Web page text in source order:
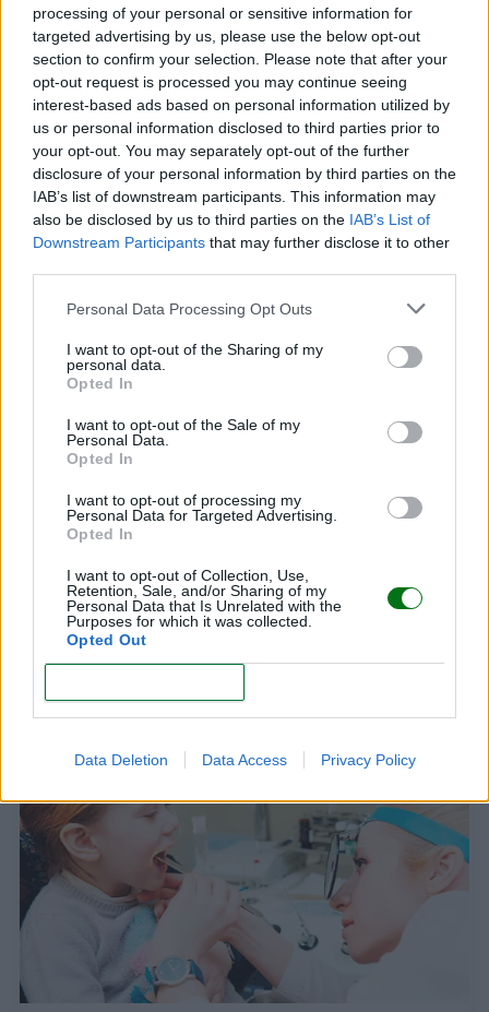
processing of your personal or sensitive information for
targeted advertising by us, please use the below opt-out
section to confirm your selection. Please note that after your
opt-out request is processed you may continue seeing
interest-based ads based on personal information utilized by
us or personal information disclosed to third parties prior to
your opt-out. You may separately opt-out of the further
disclosure of your personal information by third parties on the
IAB’s list of downstream participants. This information may
also be disclosed by us to third parties on the IAB’s List of
Downstream Participants that may further disclose it to other
Personal Data Processing Opt Outs
I want to opt-out of the Sharing of my
personal data.
Opted In
I want to opt-out of the Sale of my
Personal Data.
Opted In
I want to opt-out of processing my
Personal Data for Targeted Advertising.
Opted In
I want to opt-out of Collection, Use,
Retention, Sale, and/or Sharing of my
Personal Data that Is Unrelated with the
Purposes for which it was collected.
Opted Out
Data Deletion Data Access Privacy Policy
Gastritis en niños: causas y tratamientos
LEER
Dolor abdominal en el embarazo: causas y
tratamientos cuando duele el bajo vientre
LEER
Gripe en niños: tratamientos eficaces